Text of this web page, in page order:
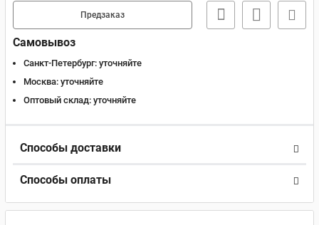
Предзаказ
Самовывоз
Санкт-Петербург: уточняйте
Москва: уточняйте
Оптовый склад: уточняйте
Способы доставки
Способы оплаты